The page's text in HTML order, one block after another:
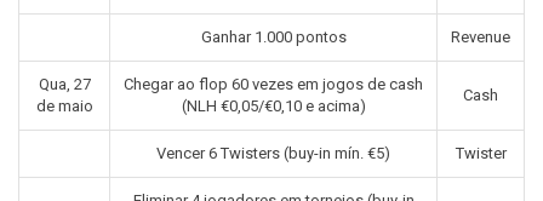
Ganhar 1.000 pontos Revenue
Qua, 27
de maio
Chegar ao flop 60 vezes em jogos de cash
(NLH €0,05/€0,10 e acima)
Cash
Vencer 6 Twisters (buy-in mín. €5) Twister